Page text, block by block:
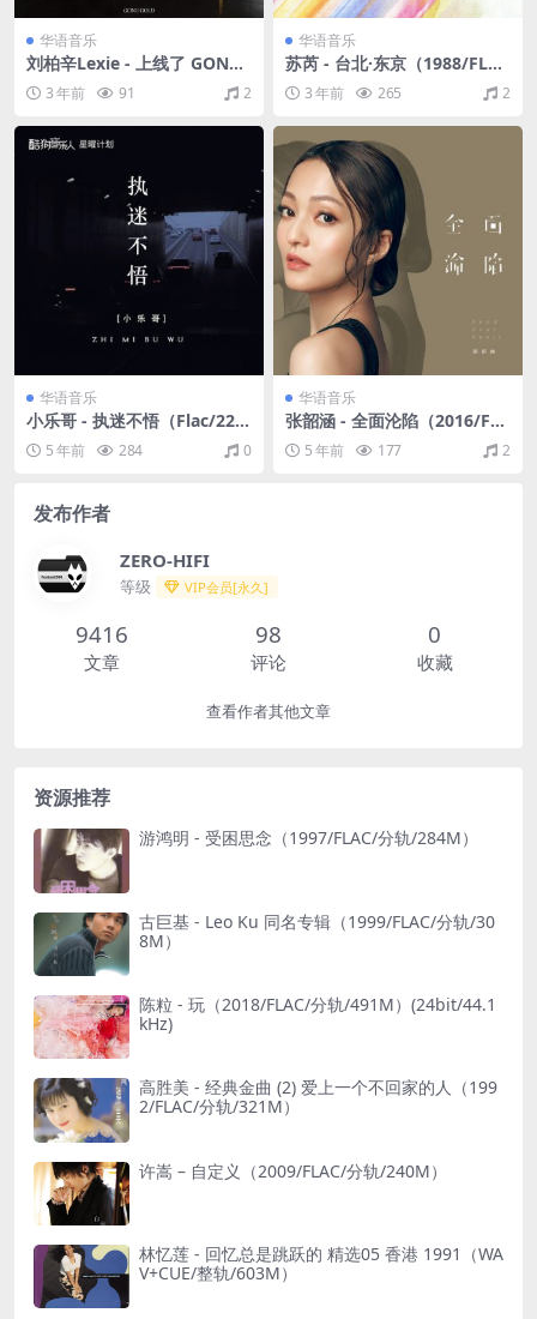
华语音乐
刘柏辛Lexie - 上线了 GONE
GOLD（2021/FLAC/分轨/16
1M）
3 年前 91 2
华语音乐
苏芮 - 台北·东京（1988/FLA
C/分轨/262M）
3 年前 265 2
华语音乐
小乐哥 - 执迷不悟（Flac/22.6
M）5 年前 284 0
华语音乐
张韶涵 - 全面沦陷（2016/FL
AC/分轨/287M）
5 年前 177 2
发布作者
ZERO-HIFI
等级 VIP会员[永久]
9416
文章
98
评论
0
收藏
查看作者其他文章
资源推荐
游鸿明 - 受困思念（1997/FLAC/分轨/284M）
古巨基 - Leo Ku 同名专辑（1999/FLAC/分轨/30
8M）
陈粒 - 玩（2018/FLAC/分轨/491M）(24bit/44.1
kHz)
高胜美 - 经典金曲 (2) 爱上一个不回家的人（199
2/FLAC/分轨/321M）
许嵩 – 自定义（2009/FLAC/分轨/240M）
林忆莲 - 回忆总是跳跃的 精选05 香港 1991（WA
V+CUE/整轨/603M）